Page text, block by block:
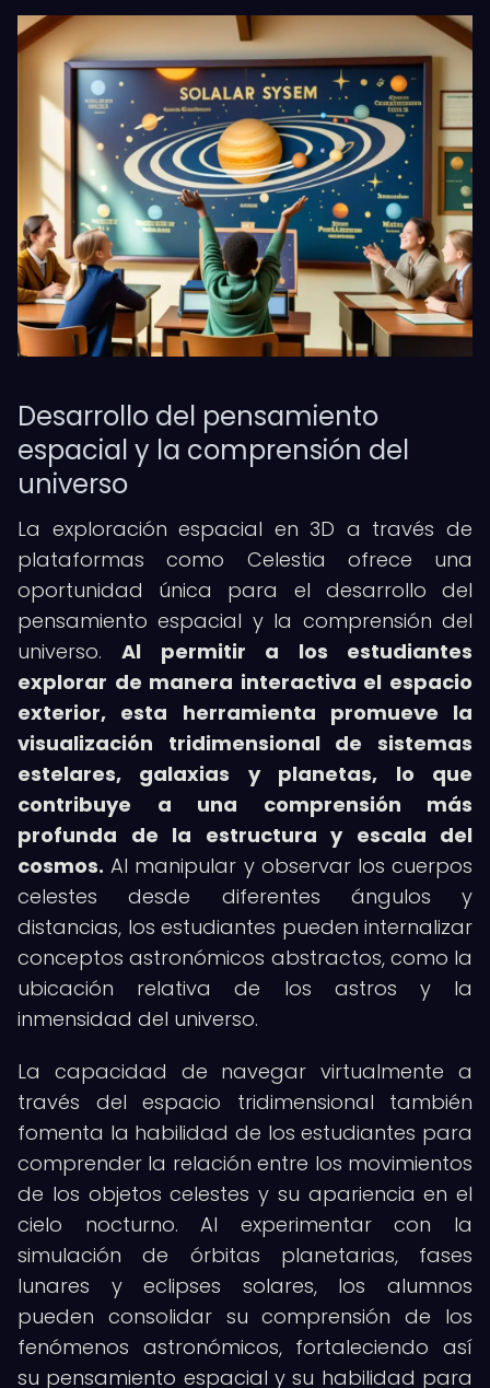
Desarrollo del pensamiento
espacial y la comprensión del
universo
La exploración espacial en 3D a través de
plataformas como Celestia ofrece una
oportunidad única para el desarrollo del
pensamiento espacial y la comprensión del
universo.Al permitir a los estudiantes
explorar de manera interactiva el espacio
exterior, esta herramienta promueve la
visualización tridimensional de sistemas
estelares, galaxias y planetas, lo que
contribuye a una comprensión más
profunda de la estructura y escala del
cosmos. Al manipular y observar los cuerpos
celestes desde diferentes ángulos y
distancias, los estudiantes pueden internalizar
conceptos astronómicos abstractos, como la
ubicación relativa de los astros y la
inmensidad del universo.
La capacidad de navegar virtualmente a
través del espacio tridimensional también
fomenta la habilidad de los estudiantes para
comprender la relación entre los movimientos
de los objetos celestes y su apariencia en el
cielo nocturno. Al experimentar con la
simulación de órbitas planetarias, fases
lunares y eclipses solares, los alumnos
pueden consolidar su comprensión de los
fenómenos astronómicos, fortaleciendo así
su pensamiento espacial y su habilidad para